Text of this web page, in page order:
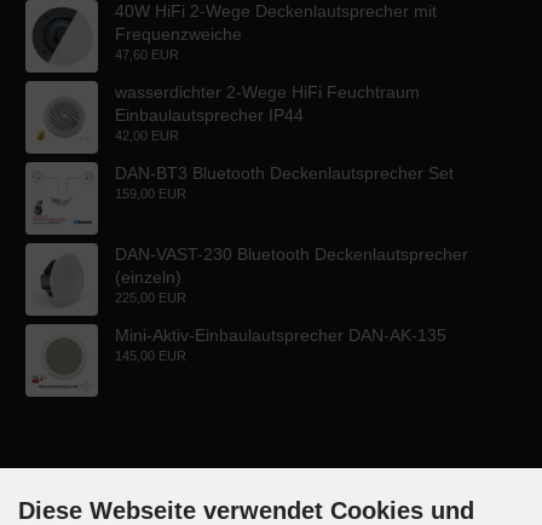
40W HiFi 2-Wege Deckenlautsprecher mit
Frequenzweiche
47,60 EUR
wasserdichter 2-Wege HiFi Feuchtraum
Einbaulautsprecher IP44
42,00 EUR
DAN-BT3 Bluetooth Deckenlautsprecher Set
159,00 EUR
DAN-VAST-230 Bluetooth Deckenlautsprecher
(einzeln)
225,00 EUR
Mini-Aktiv-Einbaulautsprecher DAN-AK-135
145,00 EUR
Diese Webseite verwendet Cookies und